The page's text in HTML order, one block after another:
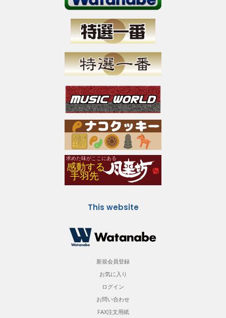
This website
新規会員登録
お気に入り
ログイン
お問い合わせ
FAX注文用紙